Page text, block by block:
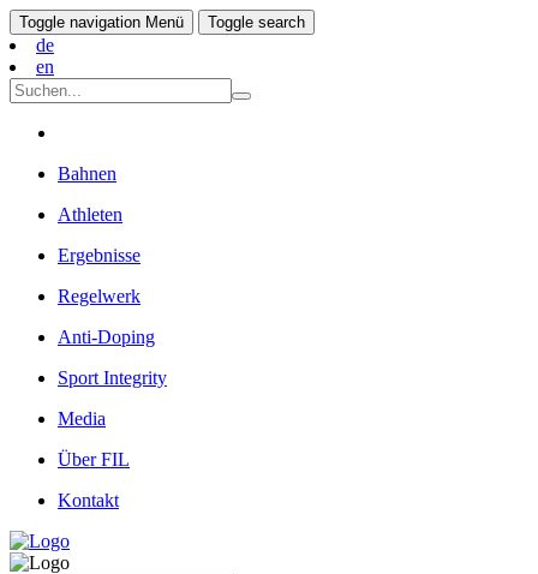
Toggle navigation Menü Toggle search
de
en
Bahnen
Athleten
Ergebnisse
Regelwerk
Anti-Doping
Sport Integrity
Media
Über FIL
Kontakt